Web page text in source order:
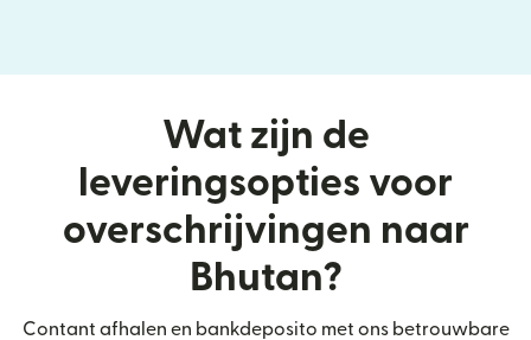
Wat zijn de
leveringsopties voor
overschrijvingen naar
Bhutan?
Contant afhalen en bankdeposito met ons betrouwbare